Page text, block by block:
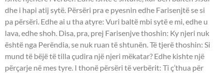
dhe i hapi atij sytë. Përsëri pra e pyesnin edhe Farisenjtë se si
pa përsëri. Edhe ai u tha atyre: Vuri baltë mbi sytë e mi, edhe u
lava, edhe shoh. Disa, pra, prej Farisenjve thoshin: Ky njeri nuk
është nga Perëndia, se nuk ruan të shtunën. Të tjerë thoshin: Si
mund të bëjë të tilla çudira një njeri mëkatar? Edhe kishte një
përçarje në mes tyre. I thonë përsëri të verbërit: Ti ç’thua për